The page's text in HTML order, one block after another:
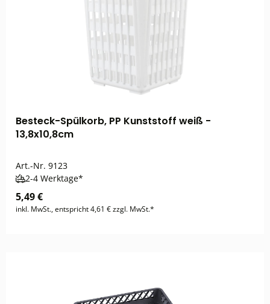
Besteck-Spülkorb, PP Kunststoff weiß -
13,8x10,8cm
Art.-Nr. 9123
2-4 Werktage*
5,49 €
inkl. MwSt., entspricht 4,61 € zzgl. MwSt.*